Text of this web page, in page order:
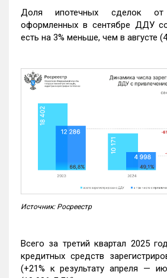
Доля ипотечных сделок
оформленных в сентябре ДДУ
есть на 3% меньше, чем в августе
Источник: Росреестр
Всего за третий квартал 2025
кредитных средств
(+21% к результату апреля —